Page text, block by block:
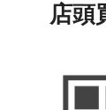
店頭